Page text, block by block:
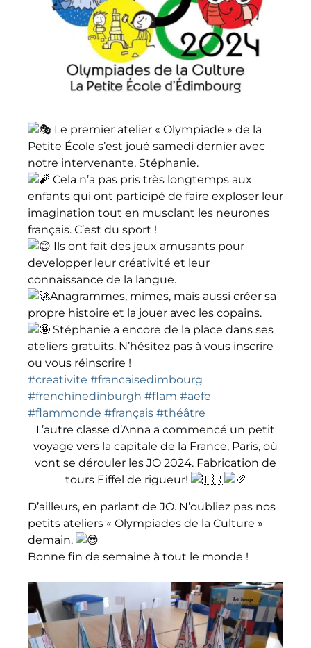
Le premier atelier « Olympiade » de la
Petite École s’est joué samedi dernier avec
notre intervenante, Stéphanie.
Cela n’a pas pris très longtemps aux
enfants qui ont participé de faire exploser leur
imagination tout en musclant les neurones
français. C’est du sport !
Ils ont fait des jeux amusants pour
developper leur créativité et leur
connaissance de la langue.
Anagrammes, mimes, mais aussi créer sa
propre histoire et la jouer avec les copains.
Stéphanie a encore de la place dans ses
ateliers gratuits. N’hésitez pas à vous inscrire
ou vous réinscrire !
#creativite #francaisedimbourg
#frenchinedinburgh #flam #aefe
#flammonde #français #théâtre
L’autre classe d’Anna a commencé un petit
voyage vers la capitale de la France, Paris, où
vont se dérouler les JO 2024. Fabrication de
tours Eiffel de rigueur!
D’ailleurs, en parlant de JO. N’oubliez pas nos
petits ateliers « Olympiades de la Culture »
demain.
Bonne fin de semaine à tout le monde !